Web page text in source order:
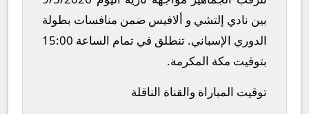
بين نادي إلتشي و ألافيس ضمن منافسات بطولة
الدوري الإسباني.
تنطلق في تمام الساعة 15:00
بتوقيت مكة المكرمة.
توقيت المباراة والقناة الناقلة